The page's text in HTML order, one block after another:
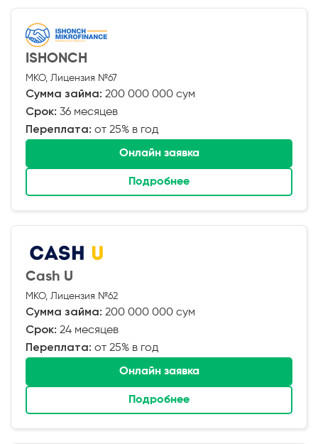
ISHONCH
МКО, Лицензия №67
Сумма займа: 200 000 000 сум
Срок: 36 месяцев
Переплата: от 25% в год
Онлайн заявка
Подробнее
Cash U
МКО, Лицензия №62
Сумма займа: 200 000 000 сум
Срок: 24 месяцев
Переплата: от 25% в год
Онлайн заявка
Подробнее